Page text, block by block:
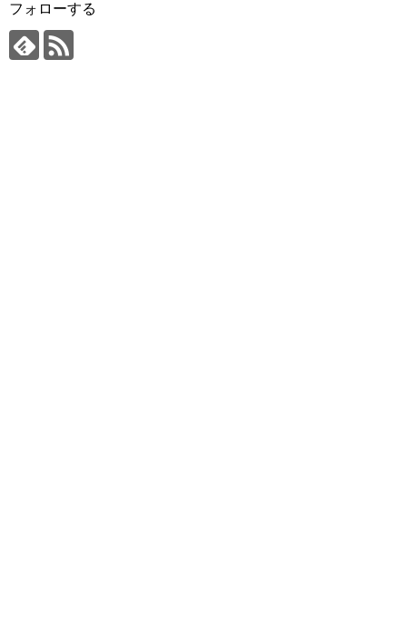
フォローする